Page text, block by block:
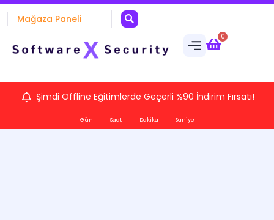
Mağaza Paneli
0
Şimdi Offline Eğitimlerde Geçerli %90 İndirim Fırsatı!
Gün Saat Dakika Saniye